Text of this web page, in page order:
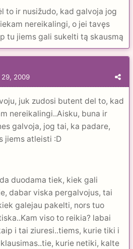
to ir nusižudo, kad galvoja jog
nereikalingi, o jei tavęs
tu jiems gali sukelti tą skausmą
29, 2009
juk zudosi butent del to, kad
nereikalingi..Aisku, buna ir
galvoja, jog tai, ka padare,
jiems atleisti :D
duodama tiek, kiek gali
dabar viska pergalvojus, tai
galejau pakelti, nors tuo
viso to reikia? labai
i tai ziuresi..tiems, kurie tiki i
kurie netiki, kalte